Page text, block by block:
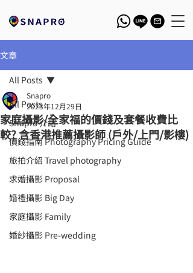
文章
All Posts
Snapro 介紹
價錢指南 Photography Pricing Guide
旅拍介紹 Travel photography
求婚攝影 Proposal
婚禮攝影 Big Day
家庭攝影 Family
婚紗攝影 Pre-wedding
All Posts
家庭攝影/全家福的價錢及套餐收費比
較? 含香港推薦攝影師 (戶外/上門/影樓)
Snapro
2023年12月29日